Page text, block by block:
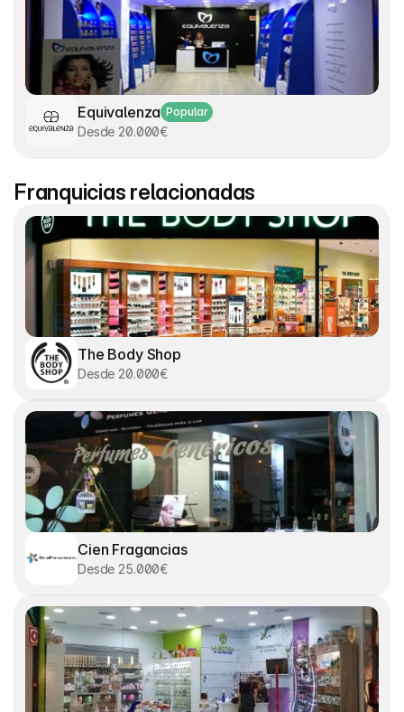
Equivalenza Popular
Desde 20.000€
Franquicias relacionadas
The Body Shop
Desde 20.000€
Cien Fragancias
Desde 25.000€